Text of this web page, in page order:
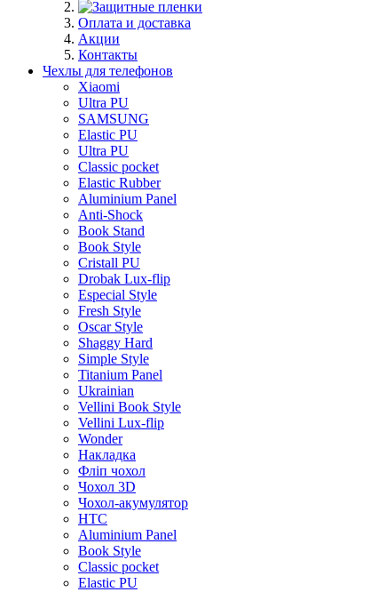
Оплата и доставка
Акции
Контакты
Чехлы для телефонов
Xiaomi
Ultra PU
SAMSUNG
Elastic PU
Ultra PU
Classic pocket
Elastic Rubber
Aluminium Panel
Anti-Shock
Book Stand
Book Style
Cristall PU
Drobak Lux-flip
Especial Style
Fresh Style
Oscar Style
Shaggy Hard
Simple Style
Titanium Panel
Ukrainian
Vellini Book Style
Vellini Lux-flip
Wonder
Накладка
Фліп чохол
Чохол 3D
Чохол-акумулятор
HTC
Aluminium Panel
Book Style
Classic pocket
Elastic PU